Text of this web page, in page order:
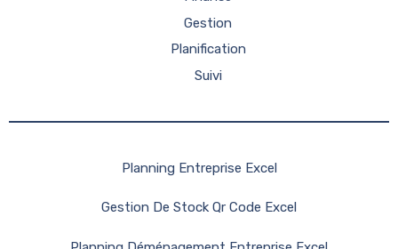
Gestion
Planification
Suivi
Planning Entreprise Excel
Gestion De Stock Qr Code Excel